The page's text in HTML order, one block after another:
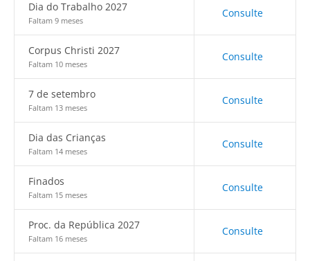
Dia do Trabalho 2027
Faltam 9 meses
Consulte
Corpus Christi 2027
Faltam 10 meses
Consulte
7 de setembro
Faltam 13 meses
Consulte
Dia das Crianças
Faltam 14 meses
Consulte
Finados
Faltam 15 meses
Consulte
Proc. da República 2027
Faltam 16 meses
Consulte